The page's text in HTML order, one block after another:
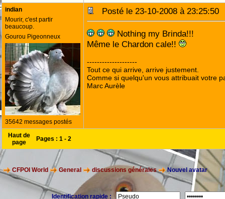
indian
Mourir, c'est partir
beaucoup.
Gourou Pigeonneux
35642 messages postés
Posté le 23-10-2008 à
Nothing my Brinda!!!
Même le Chardon cale!!
--------------------
Tout ce qui arrive, arrive justement.
Comme si quelqu'un vous attribuait votre
Marc Aurèle
Haut de
page
Pages : 1 - 2
CFPOI World General discussions générales Nouvel avatar
Identification rapide :